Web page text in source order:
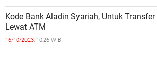
Kode Bank Aladin Syariah, Untuk Transfer
Lewat ATM
16/10/2023, 10:26 WIB